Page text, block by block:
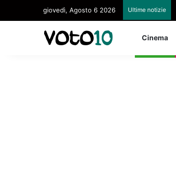
giovedì, Agosto 6 2026 Ultime notizie
Cinema